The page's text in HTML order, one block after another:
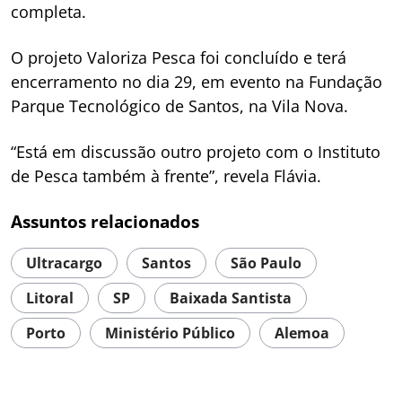
completa.
O projeto Valoriza Pesca foi concluído e terá
encerramento no dia 29, em evento na Fundação
Parque Tecnológico de Santos, na Vila Nova.
“Está em discussão outro projeto com o Instituto
de Pesca também à frente”, revela Flávia.
Assuntos relacionados
Ultracargo Santos
São Paulo
Litoral
SP
Baixada Santista
Porto
Ministério Público Alemoa